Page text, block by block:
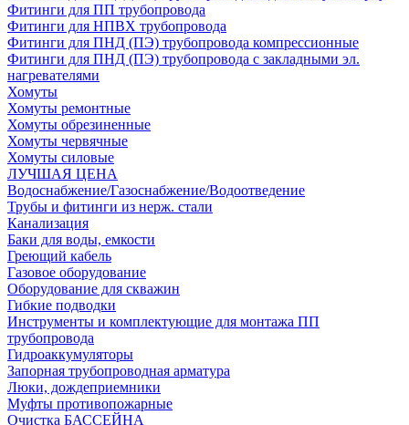
Фитинги для ПП трубопровода
Фитинги для НПВХ трубопровода
Фитинги для ПНД (ПЭ) трубопровода компрессионные
Фитинги для ПНД (ПЭ) трубопровода с закладными эл.
нагревателями
Хомуты
Хомуты ремонтные
Хомуты обрезиненные
Хомуты червячные
Хомуты силовые
ЛУЧШАЯ ЦЕНА
Водоснабжение/Газоснабжение/Водоотведение
Трубы и фитинги из нерж. стали
Канализация
Баки для воды, емкости
Греющий кабель
Газовое оборудование
Оборудование для скважин
Гибкие подводки
Инструменты и комплектующие для монтажа ПП
трубопровода
Гидроаккумуляторы
Запорная трубопроводная арматура
Люки, дождеприемники
Муфты противопожарные
Очистка БАССЕЙНА